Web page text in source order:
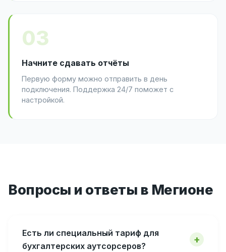
03
Начните сдавать отчёты
Первую форму можно отправить в день
подключения. Поддержка 24/7 поможет с
настройкой.
Вопросы и ответы в Мегионе
Есть ли специальный тариф для
бухгалтерских аутсорсеров?